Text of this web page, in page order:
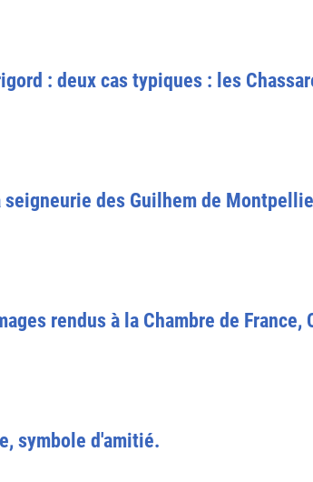
: deux cas typiques : les
des Guilhem de
rendus à la Chambre de
symbole d'amitié.